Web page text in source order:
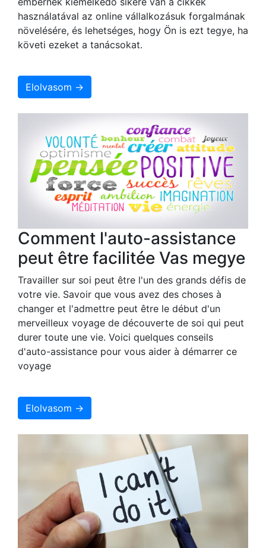
használatával az online vállalkozásuk forgalmának
növelésére, és lehetséges, hogy Ön is ezt tegye, ha
követi ezeket a tanácsokat.
Elolvasom →
Comment l'auto-assistance
peut être facilitée Vas megye
Travailler sur soi peut être l'un des grands défis de
votre vie. Savoir que vous avez des choses à
changer et l'admettre peut être le début d'un
merveilleux voyage de découverte de soi qui peut
durer toute une vie. Voici quelques conseils
d'auto-assistance pour vous aider à démarrer ce
voyage
Elolvasom →